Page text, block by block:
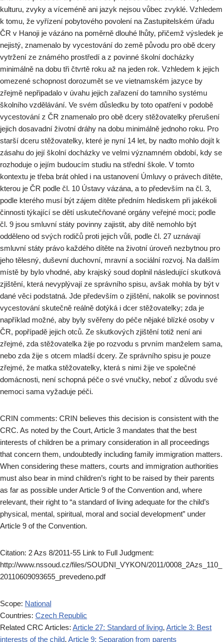
kulturu, zvyky a víceméně ani jazyk nejsou vůbec zvyklé. Vzhledem
k tomu, že vyřízení pobytového povolení na Zastupitelském úřadu
ČR v Hanoji je vázáno na poměrně dlouhé lhůty, přičemž výsledek je
nejistý, znamenalo by vycestování do země původu pro obě dcery
vytržení ze známého prostředí a z povinné školní docházky
minimálně na dobu tři čtvrtě roku až na jeden rok. Vzhledem k jejich
omezené schopnost dorozumět se ve vietnamském jazyce by
zřejmě nepřipadalo v úvahu jejich zařazení do tamního systému
školního vzdělávání. Ve svém důsledku by toto opatření v podobě
vycestování z ČR znamenalo pro obě dcery stěžovatelky přerušení
jejich dosavadní životní dráhy na dobu minimálně jednoho roku. Pro
starší dceru stěžovatelky, které je nyní 14 let, by nadto mohlo dojít k
zásahu do její školní docházky ve velmi významném období, kdy se
rozhoduje o jejím budoucím studiu na střední škole. V tomto
kontextu je třeba brát ohled i na ustanovení Úmluvy o právech dítěte,
kterou je ČR podle čl. 10 Ústavy vázána, a to především na čl. 3,
podle kterého musí být zájem dítěte předním hlediskem při jakékoli
činnosti týkající se dětí uskutečňované orgány veřejné moci; podle
čl. 9 jsou smluvní státy povinny zajistit, aby dítě nemohlo být
odděleno od svých rodičů proti jejich vůli, podle čl. 27 uznávají
smluvní státy právo každého dítěte na životní úroveň nezbytnou pro
jeho tělesný, duševní duchovní, mravní a sociální rozvoj. Na dalším
místě by bylo vhodné, aby krajský soud doplnil následující skutková
zjištění, která nevyplývají ze správního spisu, avšak mohla by být v
dané věci podstatná. Jde především o zjištění, nakolik se povinnost
vycestování skutečně reálně dotýká i dcer stěžovatelky; zda je
například možné, aby byly svěřeny do péče nějaké blízké osoby v
ČR, popřípadě jejich otců. Ze skutkových zjištění totiž není ani
zřejmé, zda stěžovatelka žije po rozvodu s prvním manželem sama,
nebo zda žije s otcem mladší dcery. Ze správního spisu je pouze
zřejmé, že matka stěžovatelky, která s nimi žije ve společné
domácnosti, není schopná péče o své vnučky, neboť z důvodu své
nemoci sama vyžaduje péči.
CRIN comments: CRIN believes this decision is consistent with the
CRC. As noted by the Court, Article 3 mandates that the best
interests of children be a primary consideration in all proceedings
that concern them, undoubtedly including family immigration matters.
When considering these matters, courts and immigration authorities
must also bear in mind children’s right to be raised by their parents
as far as possible under Article 9 of the Convention and, where
relevant, their right to “a standard of living adequate for the child’s
physical, mental, spiritual, moral and social development” under
Article 9 of the Convention.
Citation: 2 Azs 8/2011-55 Link to Full Judgment:
http://www.nssoud.cz/files/SOUDNI_VYKON/2011/0008_2Azs_110_
20110609093655_prevedeno.pdf
Scope: National
Countries: Czech Republic
Related CRC Articles: Article 27: Standard of living, Article 3: Best
interests of the child, Article 9: Separation from parents